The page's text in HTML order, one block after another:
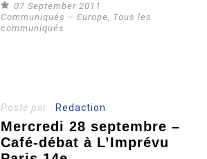
07 September 2011
Communiqués – Europe, Tous les
communiqués
Posté par : Redaction
Mercredi 28 septembre –
Café-débat à L’Imprévu